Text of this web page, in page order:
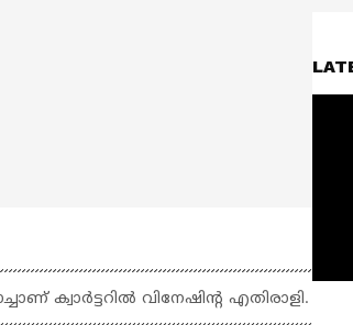
ക്വാര്‍ട്ടറില്‍ വിനേഷിന്റ എതിരാളി.